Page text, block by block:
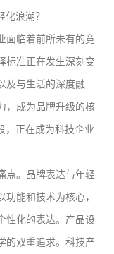
浪潮？
面临着前所未有的竞
标准正在发生深刻变
及与生活的深度融
，成为品牌升级的核
，正在成为科技企业
点。品牌表达与年轻
能和技术为核心，
性化的表达。产品设
的双重追求。科技产